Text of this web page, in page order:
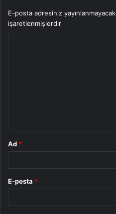
E-posta adresiniz
işaretlenmişlerdir
Ad *
E-posta *